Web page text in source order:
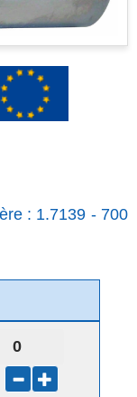
: 1.7139 - 700